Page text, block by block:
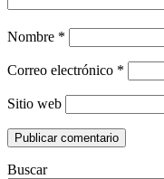
Nombre *
Correo electrónico *
Sitio web
Buscar